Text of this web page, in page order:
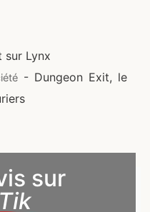
sur Lynx
- Dungeon Exit, le
sur